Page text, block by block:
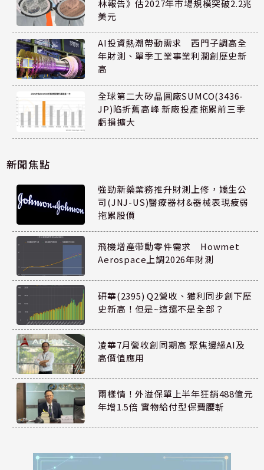
林報告》估2027年市場規模突破2.2兆
美元
AI投資熱潮帶動需求 西門子調高全
年財測、單季工業事業利潤創歷史新
高
全球第二大矽晶圓廠SUMCO(3436-
JP)陷折舊高峰 新廠投產拖累前三季
虧損擴大
新聞焦點
強勁新藥業務推升財測上修，嬌生公
司(JNJ-US)醫療器材&器械表現疲弱
拖累股價
飛機增產帶動零件需求 Howmet
Aerospace上調2026年財測
研華(2395) Q2營收、獲利同步創下歷
史新高！但是~這還不是全部？
凌華7月營收創同期高 聚焦邊緣AI及
高價值應用
兩樣情！外溢保單上半年狂銷488億元
年增1.5倍 實物給付型保費腰斬